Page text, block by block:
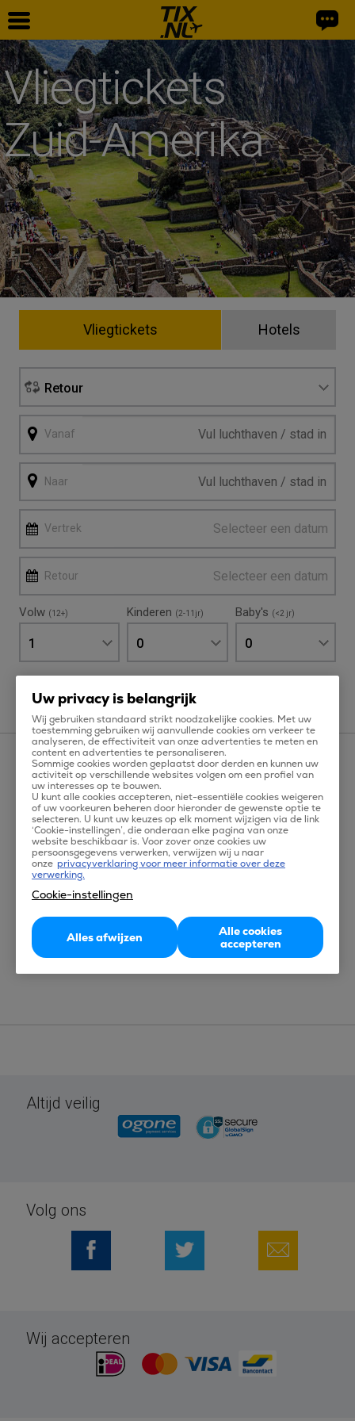
Vliegtickets
Zuid-Amerika
Vliegtickets Hotels
Retour
Vanaf
Naar
Vertrek Selecteer een datum
Retour Selecteer een datum
Volw (12+)
1
Kinderen (2-11jr)
0
Baby's (<2 jr)
0
Zoek & Boek
Home Bestemmingen Zuid Amerika
Bestemmingen Zuid-Amerika
Argentinië
Bolivia
Brazilië
Colombia
Ecuador
Guyana
Peru
Venezuela
Altijd veilig
Volg ons
Wij accepteren
Uw privacy is belangrijk
Wij gebruiken standaard strikt noodzakelijke cookies. Met uw
toestemming gebruiken wij aanvullende cookies om verkeer te
analyseren, de effectiviteit van onze advertenties te meten en
content en advertenties te personaliseren.
Sommige cookies worden geplaatst door derden en kunnen uw
activiteit op verschillende websites volgen om een profiel van
uw interesses op te bouwen.
U kunt alle cookies accepteren, niet-essentiële cookies weigeren
of uw voorkeuren beheren door hieronder de gewenste optie te
selecteren. U kunt uw keuzes op elk moment wijzigen via de link
‘Cookie-instellingen’, die onderaan elke pagina van onze
website beschikbaar is. Voor zover onze cookies uw
persoonsgegevens verwerken, verwijzen wij u naar
onze privacyverklaring voor meer informatie over deze
verwerking.
Cookie-instellingen
Alles afwijzen
Alle cookies
accepteren